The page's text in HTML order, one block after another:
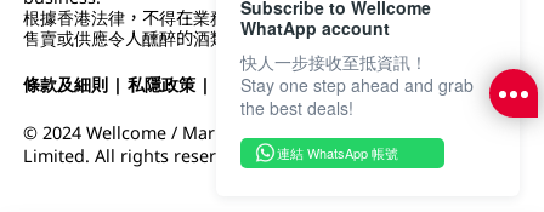
根據香港法律，不得在業務過程中，向未成年人 (18 歲以下人士)
售賣或供應令人醺醉的酒類。
條款及細則 |私隱政策 | DFI零售集團
© 2024 Wellcome / Market Place. The Dairy Farm Company
Limited. All rights reserved.
Subscribe to Wellcome
WhatApp account
快人一步接收至抵資訊！
Stay one step ahead and grab
the best deals!
連結 WhatsApp 帳號